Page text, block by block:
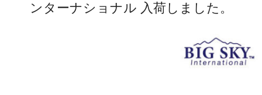
ンターナショナル 入荷しました。